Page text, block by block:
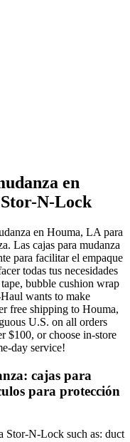
en
N-Lock
en Houma, LA para
Las cajas para mudanza
para facilitar el empaque
todas tus necesidades
bubble cushion wrap
wants to make
free shipping to Houma,
U.S. on all orders
$100, or choose in-store
day service!
cajas para
para protección
Stor-N-Lock such as: duct